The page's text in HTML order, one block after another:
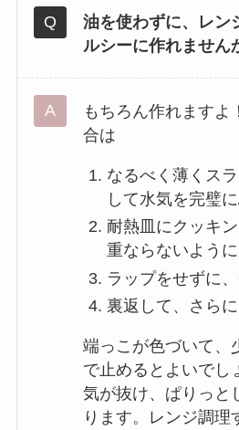
油を使わずに、レン
ルシーに作れません
もちろん作れますよ
合は
なるべく薄くス
して水気を完璧
耐熱皿にクッキ
重ならないよう
ラップをせずに
裏返して、さらに
端っこが色づいて、
で止めるとよいでし
気が抜け、ぱりっと
ります。レンジ調理